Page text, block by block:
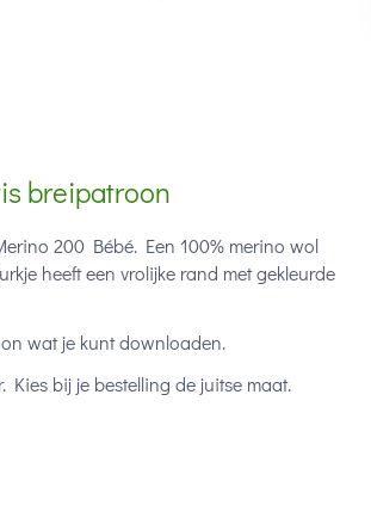
breipatroon
200 Bébé. Een 100% merino wol
heeft een vrolijke rand met gekleurde
wat je kunt downloaden.
Kies bij je bestelling de juitse maat.